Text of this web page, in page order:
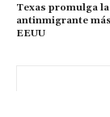
Texas promulga
antinmigrante
EEUU